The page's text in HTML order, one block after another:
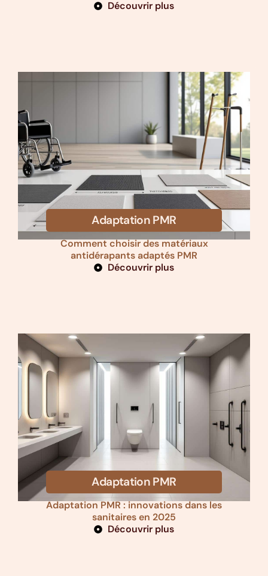
Découvrir plus
Adaptation PMR
Comment choisir des matériaux
antidérapants adaptés PMR
Découvrir plus
Adaptation PMR
Adaptation PMR : innovations dans les
sanitaires en 2025
Découvrir plus